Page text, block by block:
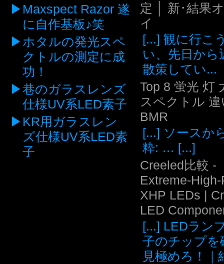
Maxspect Razor 遂
に自作基板♪笑
ホタルの発光スペ
クトルの測定に成
功！
巷のガラスレンズ
仕様UV系LED素子
KR用ガラスレン
ズ仕様UV系LED素
子
定 │ 新･結果
イ
[...] 観に行こ
い、先日から
散策してい...
Top 8 蛍光 灯
スペクトル 違
BMR
[...] ソースか
粋: … [...]
Creeled比較 -
Extreme-
XHP LEDs |
LED
[...] LEDラン
子のチップを
見極めろ！｜